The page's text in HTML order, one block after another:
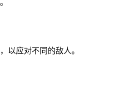
以应对不同的敌人。